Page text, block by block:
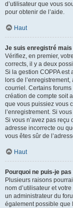
d’utilisateur que vous
pour obtenir de l’aide.
Haut
Je suis enregistré
Vérifiez, en premier,
corrects, il y a deux
Si la gestion COPPA
lors de
courriel. Certains
création de compte soit
que vous puissiez vous
l’enregistrement. Si
Si vous n’avez pas
adresse incorrecte ou
vous êtes sûr de
Haut
Pourquoi ne puis-je
Plusieurs raisons
nom d’utilisateur et
un administrateur du
également possible que